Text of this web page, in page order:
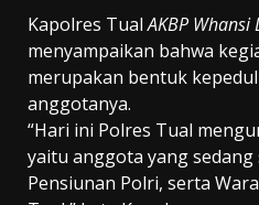
Kapolres TualAKBP Whansi
menyampaikan bahwa
merupakan bentuk
anggotanya.
“Hari ini Polres Tual
yaitu anggota yang
Pensiunan Polri, serta